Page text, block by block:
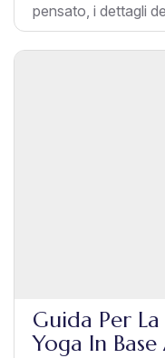
pensato, i dettagli
Guida Per
Yoga In